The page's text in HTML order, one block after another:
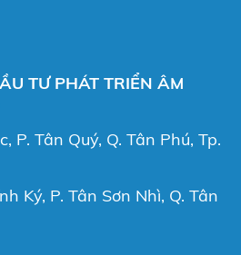
TƯ PHÁT TRIỂN ÂM
P. Tân Quý, Q. Tân Phú, Tp.
Ký, P. Tân Sơn Nhì, Q. Tân